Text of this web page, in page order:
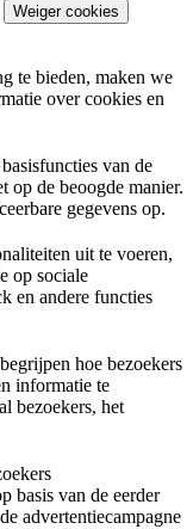
Weiger cookies
te bieden, maken we
over cookies en
van de
op de beoogde manier.
gegevens op.
uit te voeren,
op sociale
en andere functies
hoe bezoekers
informatie te
bezoekers, het
basis van de eerder
advertentiecampagne